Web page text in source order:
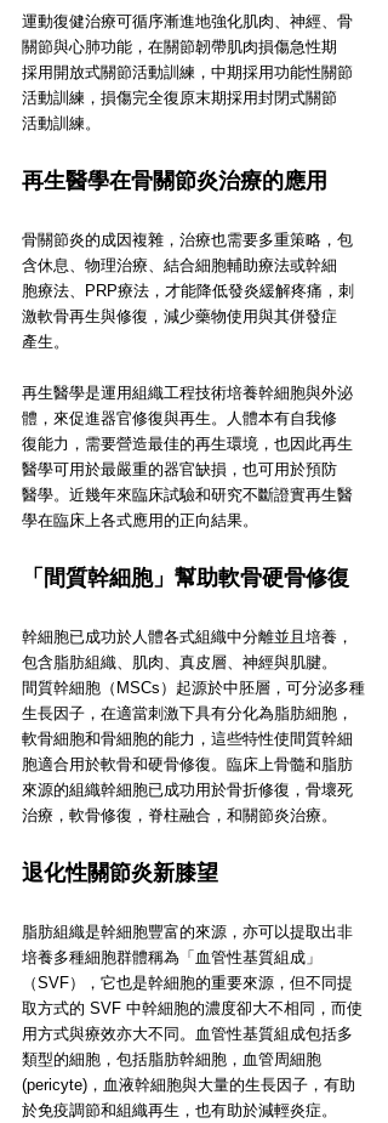
運動復健治療可循序漸進地強化肌肉、神經、骨
關節與心肺功能，在關節韌帶肌肉損傷急性期
採用開放式關節活動訓練，中期採用功能性關節
活動訓練，損傷完全復原末期採用封閉式關節
活動訓練。
再生醫學在骨關節炎治療的應用
骨關節炎的成因複雜，治療也需要多重策略，包
含休息、物理治療、結合細胞輔助療法或幹細
胞療法、PRP療法，才能降低發炎緩解疼痛，刺
激軟骨再生與修復，減少藥物使用與其併發症
產生。
再生醫學是運用組織工程技術培養幹細胞與外泌
體，來促進器官修復與再生。人體本有自我修
復能力，需要營造最佳的再生環境，也因此再生
醫學可用於最嚴重的器官缺損，也可用於預防
醫學。近幾年來臨床試驗和研究不斷證實再生醫
學在臨床上各式應用的正向結果。
「間質幹細胞」幫助軟骨硬骨修復
幹細胞已成功於人體各式組織中分離並且培養，
包含脂肪組織、肌肉、真皮層、神經與肌腱。
間質幹細胞（MSCs）起源於中胚層，可分泌多種
生長因子，在適當刺激下具有分化為脂肪細胞，
軟骨細胞和骨細胞的能力，這些特性使間質幹細
胞適合用於軟骨和硬骨修復。臨床上骨髓和脂肪
來源的組織幹細胞已成功用於骨折修復，骨壞死
治療，軟骨修復，脊柱融合，和關節炎治療。
退化性關節炎新膝望
脂肪組織是幹細胞豐富的來源，亦可以提取出非
培養多種細胞群體稱為「血管性基質組成」
（SVF），它也是幹細胞的重要來源，但不同提
取方式的 SVF 中幹細胞的濃度卻大不相同，而使
用方式與療效亦大不同。血管性基質組成包括多
類型的細胞，包括脂肪幹細胞，血管周細胞
(pericyte)，血液幹細胞與大量的生長因子，有助
於免疫調節和組織再生，也有助於減輕炎症。